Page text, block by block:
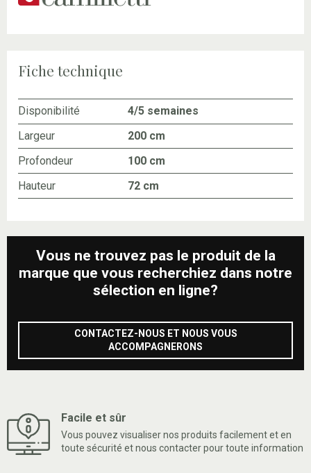
Fiche technique
Disponibilité
4/5 semaines
Largeur
200 cm
Profondeur
100 cm
Hauteur
72 cm
Vous ne trouvez pas le produit de la
marque que vous recherchiez dans notre
sélection en ligne?
CONTACTEZ-NOUS ET NOUS VOUS
ACCOMPAGNERONS
Facile et sûr
Vous pouvez visualiser nos produits facilement et en
toute sécurité et nous contacter pour toute information